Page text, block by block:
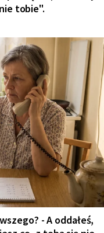
tobie".
- A oddałeś,